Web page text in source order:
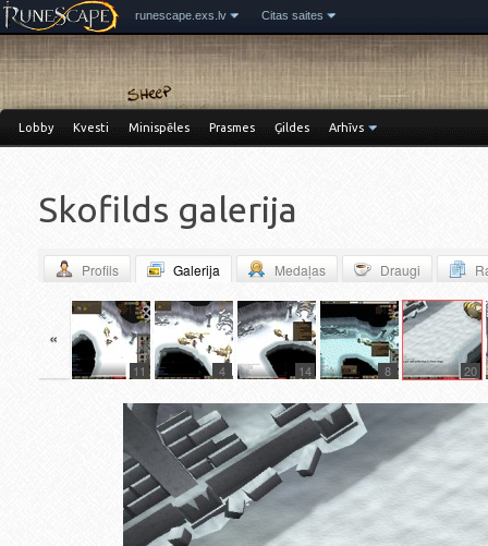
runescape.exs.lv Citas saites
Lobby Kvesti Minispēles Prasmes Ģildes Arhīvs
Skofilds galerija
Profils Galerija Medaļas Draugi
«
11 4 14 8 20